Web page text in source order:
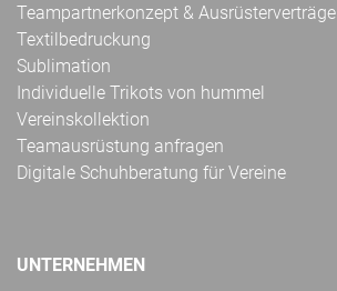
Teampartnerkonzept & Ausrüsterverträge
Textilbedruckung
Sublimation
Individuelle Trikots von hummel
Vereinskollektion
Teamausrüstung anfragen
Digitale Schuhberatung für Vereine
UNTERNEHMEN